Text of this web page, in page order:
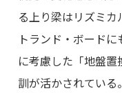
る上り梁はリズミ
トランド・ボード
に考慮した「地盤
訓が活かされている。